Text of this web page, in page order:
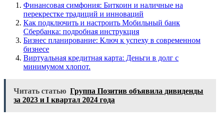
Финансовая симфония: Биткоин и наличные на
перекрестке традиций и инноваций
Как подключить и настроить Мобильный банк
Сбербанка: подробная инструкция
Бизнес планирование: Ключ к успеху в современном
бизнесе
Виртуальная кредитная карта: Деньги в долг с
минимумом хлопот.
Читать статью Группа Позитив объявила дивиденды
за 2023 и I квартал 2024 года